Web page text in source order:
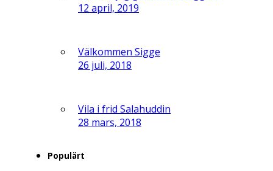
12 april, 2019
Välkommen Sigge
26 juli, 2018
Vila i frid Salahuddin
28 mars, 2018
Populärt